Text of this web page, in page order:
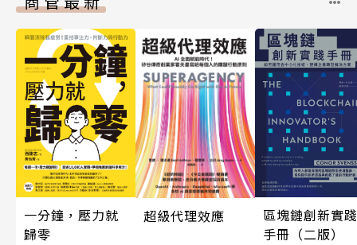
一分鐘，壓力就
歸零
超級代理效應
區塊鏈創新實踐
手冊（二版）